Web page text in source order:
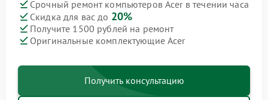
Срочный ремонт компьютеров Acer в течении часа
Скидка для вас до 20%
Получите 1500 рублей на ремонт
Оригинальные комплектующие Acer
Получить консультацию